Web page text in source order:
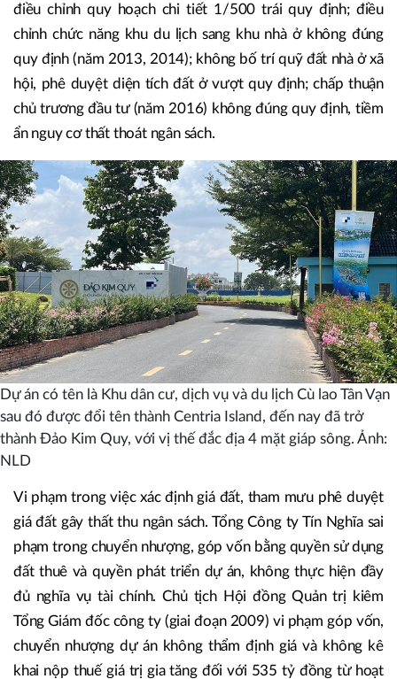
điều chỉnh quy hoạch chi tiết 1/500 trái quy định; điều
chỉnh chức năng khu du lịch sang khu nhà ở không đúng
quy định (năm 2013, 2014); không bố trí quỹ đất nhà ở xã
hội, phê duyệt diện tích đất ở vượt quy định; chấp thuận
chủ trương đầu tư (năm 2016) không đúng quy định, tiềm
ẩn nguy cơ thất thoát ngân sách.
Dự án có tên là Khu dân cư, dịch vụ và du lịch Cù lao Tân Vạn
sau đó được đổi tên thành Centria Island, đến nay đã trở
thành Đảo Kim Quy, với vị thế đắc địa 4 mặt giáp sông. Ảnh:
NLD
Vi phạm trong việc xác định giá đất, tham mưu phê duyệt
giá đất gây thất thu ngân sách. Tổng Công ty Tín Nghĩa sai
phạm trong chuyển nhượng, góp vốn bằng quyền sử dụng
đất thuê và quyền phát triển dự án, không thực hiện đầy
đủ nghĩa vụ tài chính. Chủ tịch Hội đồng Quản trị kiêm
Tổng Giám đốc công ty (giai đoạn 2009) vi phạm góp vốn,
chuyển nhượng dự án không thẩm định giá và không kê
khai nộp thuế giá trị gia tăng đối với 535 tỷ đồng từ hoạt